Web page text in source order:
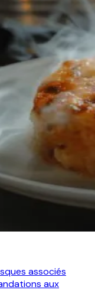
associés
aux